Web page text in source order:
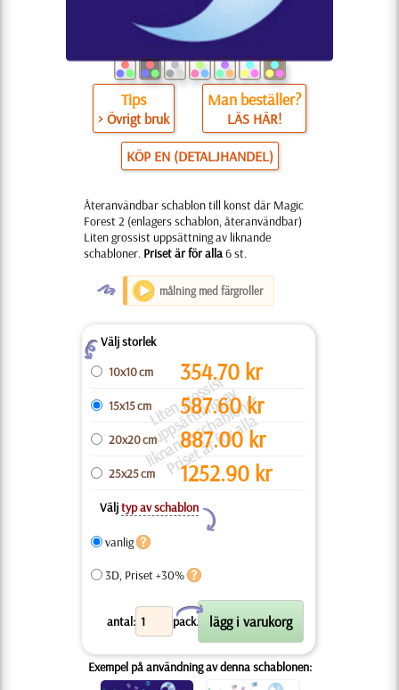
Tips
> Övrigt bruk
Man beställer?
LÄS HÄR!
KÖP EN (DETALJHANDEL)
Återanvändbar schablon till konst där Magic
Forest 2 (enlagers schablon, återanvändbar)
Liten grossist uppsättning av liknande
schabloner. Priset är för alla6 st.
O målning med färgroller
ZVälj storlek
Li
t
e
n
g
r
o
s
si
s
t
u
p
p
s
ä
t
t
ni
n
g
a
v
li
k
n
a
n
d
e
s
c
h
a
bl
o
n
e
r.
P
ri
s
e
t
ä
r
f
ö
r
all
a
10x10 cm 354.70 kr
15x15 cm 587.60kr
20x20 cm 887.00kr
25x25 cm 1252.90 kr
Väljtyp av schablon
Y
vanlig
3D, Priset +30%
antal: pack.
X
Exempel på användning av denna schablonen: